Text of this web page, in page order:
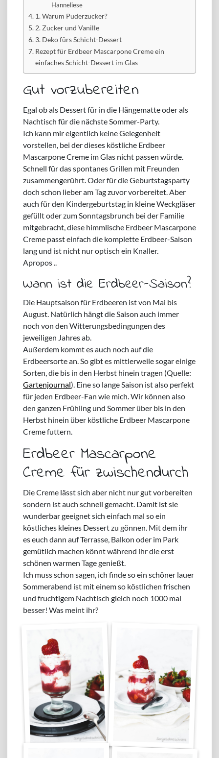
Hanneliese
1. Warum Puderzucker?
2. Zucker und Vanille
3. Deko fürs Schicht-Dessert
Rezept für Erdbeer Mascarpone Creme ein
einfaches Schicht-Dessert im Glas
Gut vorzubereiten
Egal ob als Dessert für in die Hängematte oder als
Nachtisch für die nächste Sommer-Party.
Ich kann mir eigentlich keine Gelegenheit
vorstellen, bei der dieses köstliche Erdbeer
Mascarpone Creme im Glas nicht passen würde.
Schnell für das spontanes Grillen mit Freunden
zusammengerührt. Oder für die Geburtstagsparty
doch schon lieber am Tag zuvor vorbereitet. Aber
auch für den Kindergeburtstag in kleine Weckgläser
gefüllt oder zum Sonntagsbrunch bei der Familie
mitgebracht, diese himmlische Erdbeer Mascarpone
Creme passt einfach die komplette Erdbeer-Saison
lang und ist nicht nur optisch ein Knaller.
Apropos ..
Wann ist die Erdbeer-Saison?
Die Hauptsaison für Erdbeeren ist von Mai bis
August. Natürlich hängt die Saison auch immer
noch von den Witterungsbedingungen des
jeweiligen Jahres ab.
Außerdem kommt es auch noch auf die
Erdbeersorte an. So gibt es mittlerweile sogar einige
Sorten, die bis in den Herbst hinein tragen (Quelle:
Gartenjournal). Eine so lange Saison ist also perfekt
für jeden Erdbeer-Fan wie mich. Wir können also
den ganzen Frühling und Sommer über bis in den
Herbst hinein über köstliche Erdbeer Mascarpone
Creme futtern.
Erdbeer Mascarpone
Creme für zwischendurch
Die Creme lässt sich aber nicht nur gut vorbereiten
sondern ist auch schnell gemacht. Damit ist sie
wunderbar geeignet sich einfach mal so ein
köstliches kleines Dessert zu gönnen. Mit dem ihr
es euch dann auf Terrasse, Balkon oder im Park
gemütlich machen könnt während ihr die erst
schönen warmen Tage genießt.
Ich muss schon sagen, ich finde so ein schöner lauer
Sommerabend ist mit einem so köstlichen frischen
und fruchtigem Nachtisch gleich noch 1000 mal
besser! Was meint ihr?